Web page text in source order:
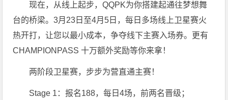
现在，从线上起步，QQPK为你搭建起通往梦想舞
台的桥梁。3月23日至4月5日，每日多场线上卫星赛火
热开打，让您以最小成本，争夺线下主赛入场券。更有
CHAMPIONPASS 十万额外奖励等你来拿！
两阶段卫星赛，步步为营直通主赛！
Stage 1：报名188，每日4场，前两名晋级；